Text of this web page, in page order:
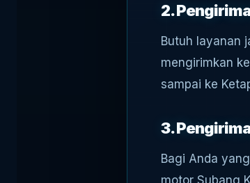
2.
Butuh layanan
mengirimkan
sampai ke
3.
Bagi Anda
motor Subang